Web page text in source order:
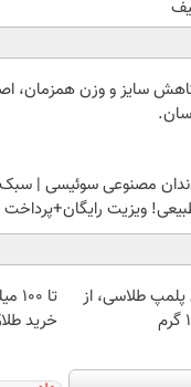
سایز و وزن همزمان،
مصنوعی سوئیسی |
ویزیت
طلاسی، از
تا
خرید